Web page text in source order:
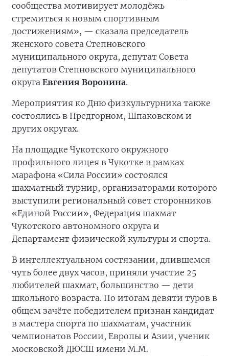
сообщества мотивирует молодёжь
стремиться к новым спортивным
достижениям», — сказала председатель
женского совета Степновского
муниципального округа, депутат Совета
депутатов Степновского муниципального
округа Евгения Воронина.
Мероприятия ко Дню физкультурника также
состоялись в Предгорном, Шпаковском и
других округах.
На площадке Чукотского окружного
профильного лицея в Чукотке в рамках
марафона «Сила России» состоялся
шахматный турнир, организаторами которого
выступили региональный совет сторонников
«Единой России», Федерация шахмат
Чукотского автономного округа и
Департамент физической культуры и спорта.
В интеллектуальном состязании, длившемся
чуть более двух часов, приняли участие 25
любителей шахмат, большинство — дети
школьного возраста. По итогам девяти туров в
общем зачёте победителем признан кандидат
в мастера спорта по шахматам, участник
чемпионатов России, Европы и Азии, ученик
московской ДЮСШ имени М.М.